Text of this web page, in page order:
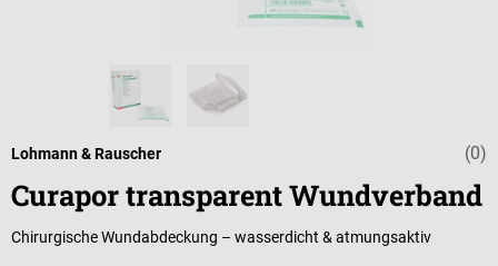
(0)
Lohmann & Rauscher
Curapor transparent Wundverband
Chirurgische Wundabdeckung – wasserdicht & atmungsaktiv